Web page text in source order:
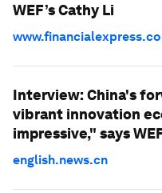
WEF’s Cathy Li
Interview: China's
vibrant innovation
impressive," says
english.news.cn